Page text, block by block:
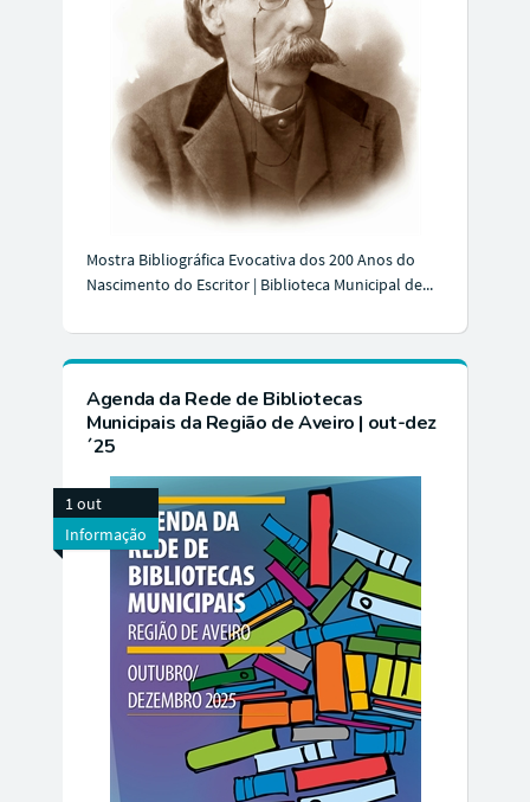
Mostra Bibliográfica Evocativa dos 200 Anos do
Nascimento do Escritor | Biblioteca Municipal de...
Agenda da Rede de Bibliotecas
Municipais da Região de Aveiro | out-dez
´25
1 out
Informação